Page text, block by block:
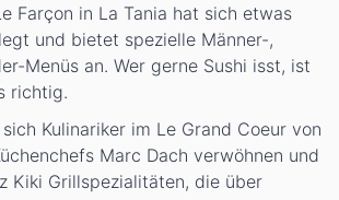
Farçon in La Tania hat sich etwas
und bietet spezielle Männer-,
Menüs an. Wer gerne Sushi isst, ist
richtig.
Kulinariker im Le Grand Coeur von
Marc Dach verwöhnen und
Kiki Grillspezialitäten, die über